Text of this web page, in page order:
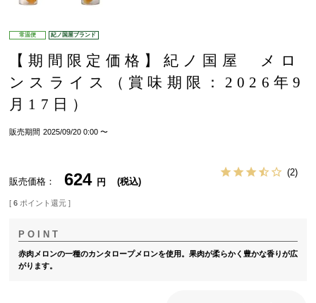
常温便 紀ノ国屋ブランド
【期間限定価格】紀ノ国屋 メロ
ンスライス（賞味期限：2026年9
月17日）
販売期間 2025/09/20 0:00 〜
販売価格 624 税込
2
[ 6 ポイント還元 ]
赤肉メロンの一種のカンタロープメロンを使用。果肉が柔らかく豊かな香りが広
がります。